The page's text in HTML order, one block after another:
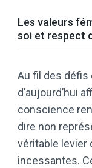
Les valeurs
soi et respect
Au fil des
d’aujourd’hui
conscience
dire non
véritable levier
incessantes.